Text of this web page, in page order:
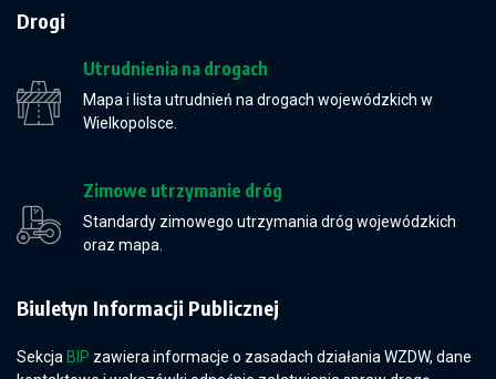
Drogi
Utrudnienia na drogach
Mapa i lista utrudnień na drogach wojewódzkich w
Wielkopolsce.
Zimowe utrzymanie dróg
Standardy zimowego utrzymania dróg wojewódzkich
oraz mapa.
Biuletyn Informacji Publicznej
Sekcja BIP zawiera informacje o zasadach działania WZDW, dane